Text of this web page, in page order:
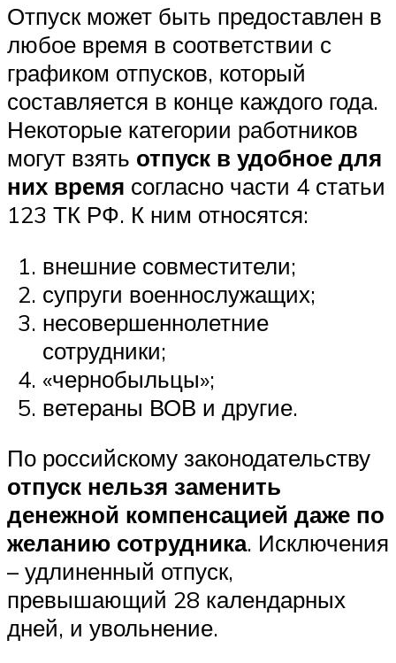
Отпуск может быть предоставлен в
любое время в соответствии с
графиком отпусков, который
составляется в конце каждого года.
Некоторые категории работников
могут взять отпуск в удобное для
них время согласно части 4 статьи
123 ТК РФ. К ним относятся:
внешние совместители;
супруги военнослужащих;
несовершеннолетние
сотрудники;
«чернобыльцы»;
ветераны ВОВ и другие.
По российскому законодательству
отпуск нельзя заменить
денежной компенсацией даже по
желанию сотрудника. Исключения
– удлиненный отпуск,
превышающий 28 календарных
дней, и увольнение.